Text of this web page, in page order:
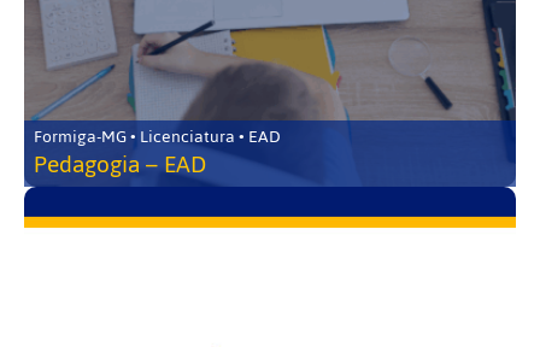
Formiga-MG • Licenciatura • EAD
Pedagogia – EAD